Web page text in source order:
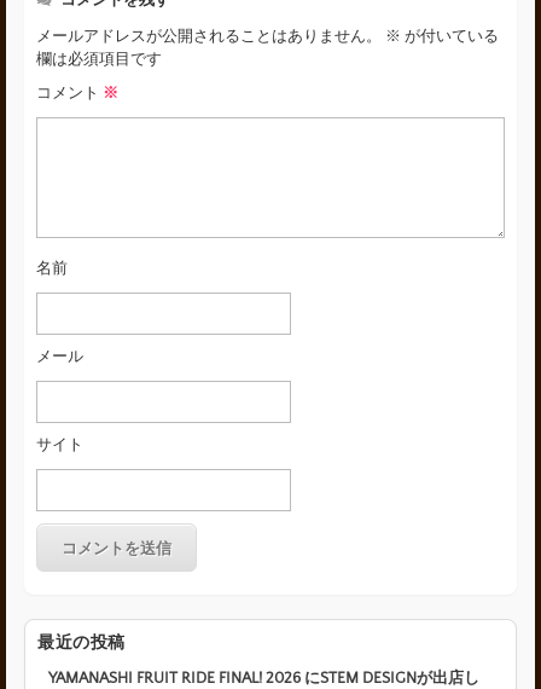
メールアドレスが公開されることはありません。 ※ が付いている
欄は必須項目です
コメント ※
名前
メール
サイト
最近の投稿
YAMANASHI FRUIT RIDE FINAL! 2026 にSTEM DESIGNが出店し